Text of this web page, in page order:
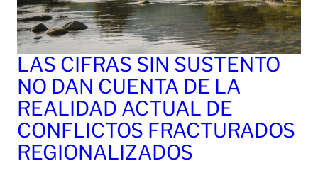
LAS CIFRAS SIN SUSTENTO
NO DAN CUENTA DE LA
REALIDAD ACTUAL DE
CONFLICTOS FRACTURADOS
REGIONALIZADOS